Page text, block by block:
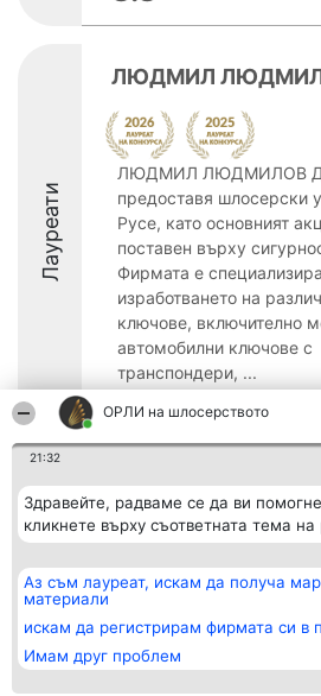
ОРЛИ на шлосерството
21:32
Здравейте, радваме се да ви
кликнете върху съответната тема на
Аз съм лауреат, искам да получа
материали
искам да регистрирам фирмата си в
Имам друг проблем
Лауреати
ЛЮДМИЛ
ЛЮДМИЛ ЛЮДМИЛОВ
предоставя шлосерски
Русе, като основният
поставен върху
Фирмата е
изработването на
ключове, включително
автомобилни ключове с
транспондери, ...
8.5
Организатор на
класиране
Beautiful Company S.R.L.
Sus Nr. 2, Bl. A30, Sc. A, Et.
4, Ap. 13
București 53-238
CUI 36737675
Класация
Списък на
победители
Правила
Политика за